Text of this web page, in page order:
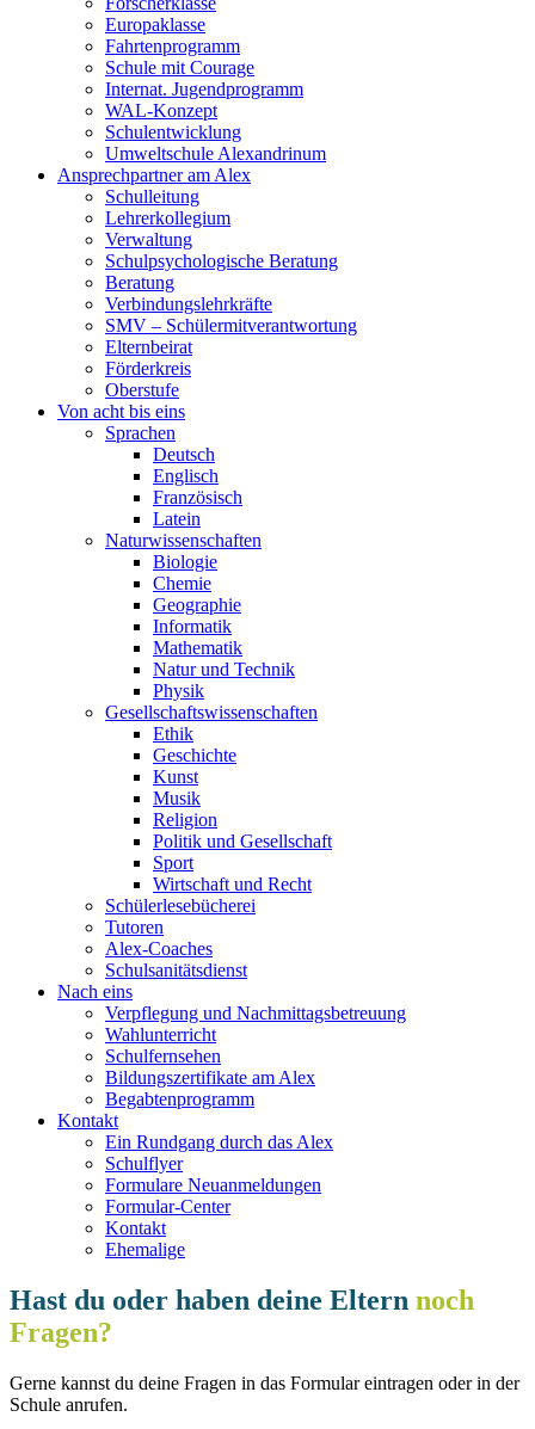
Europaklasse
Fahrtenprogramm
Schule mit Courage
Internat. Jugendprogramm
WAL-Konzept
Schulentwicklung
Umweltschule Alexandrinum
Ansprechpartner am Alex
Schulleitung
Lehrerkollegium
Verwaltung
Schulpsychologische Beratung
Beratung
Verbindungslehrkräfte
SMV – Schülermitverantwortung
Elternbeirat
Förderkreis
Oberstufe
Von acht bis eins
Sprachen
Deutsch
Englisch
Französisch
Latein
Naturwissenschaften
Biologie
Chemie
Geographie
Informatik
Mathematik
Natur und Technik
Physik
Gesellschaftswissenschaften
Ethik
Geschichte
Kunst
Musik
Religion
Politik und Gesellschaft
Sport
Wirtschaft und Recht
Schülerlesebücherei
Tutoren
Alex-Coaches
Schulsanitätsdienst
Nach eins
Verpflegung und Nachmittagsbetreuung
Wahlunterricht
Schulfernsehen
Bildungszertifikate am Alex
Begabtenprogramm
Kontakt
Ein Rundgang durch das Alex
Schulflyer
Formulare Neuanmeldungen
Formular-Center
Kontakt
Ehemalige
Hast du oder haben deine Eltern noch
Fragen?
Gerne kannst du deine Fragen in das Formular eintragen oder in der
Schule anrufen.